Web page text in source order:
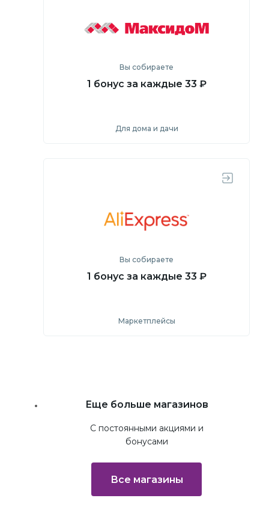
Вы собираете
1 бонус за каждые 33 ₽
Для дома и дачи
Перейти на сайт
Вы собираете
1 бонус за каждые 33 ₽
Маркетплейсы
Перейти на сайт
Еще больше магазинов
С постоянными акциями и
бонусами
Все магазины